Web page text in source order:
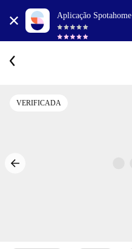
Aplicação Spotahome
VERIFICADA